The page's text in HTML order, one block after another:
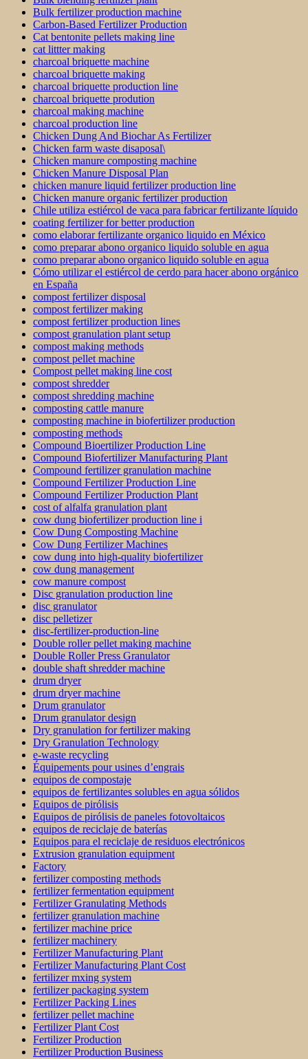
Bulk fertilizer production machine
Carbon-Based Fertilizer Production
Cat bentonite pellets making line
cat littter making
charcoal briquette machine
charcoal briquette making
charcoal briquette production line
charcoal briquette prodution
charcoal making machine
charcoal production line
Chicken Dung And Biochar As Fertilizer
Chicken farm waste disaposal\
Chicken manure composting machine
Chicken Manure Disposal Plan
chicken manure liquid fertilizer production line
Chicken manure organic fertilizer production
Chile utiliza estiércol de vaca para fabricar fertilizante líquido
coating fertilizer for better production
como elaborar fertilizante organico liquido en México
como preparar abono organico liquido soluble en agua
como preparar abono organico liquido soluble en agua
Cómo utilizar el estiércol de cerdo para hacer abono orgánico
en España
compost fertilizer disposal
compost fertilizer making
compost fertilizer production lines
compost granulation plant setup
compost making methods
compost pellet machine
Compost pellet making line cost
compost shredder
compost shredding machine
composting cattle manure
composting machine in biofertilizer production
composting methods
Compound Bioertilizer Production Line
Compound Biofertilizer Manufacturing Plant
Compound fertilizer granulation machine
Compound Fertilizer Production Line
Compound Fertilizer Production Plant
cost of alfalfa granulation plant
cow dung biofertilizer production line i
Cow Dung Composting Machine
Cow Dung Fertilizer Machines
cow dung into high-quality biofertilizer
cow dung management
cow manure compost
Disc granulation production line
disc granulator
disc pelletizer
disc-fertilizer-production-line
Double roller pellet making machine
Double Roller Press Granulator
double shaft shredder machine
drum dryer
drum dryer machine
Drum granulator
Drum granulator design
Dry granulation for fertilizer making
Dry Granulation Technology
e-waste recycling
Équipements pour usines d’engrais
equipos de compostaje
equipos de fertilizantes solubles en agua sólidos
Equipos de pirólisis
Equipos de pirólisis de paneles fotovoltaicos
equipos de reciclaje de baterías
Equipos para el reciclaje de residuos electrónicos
Extrusion granulation equipment
Factory
fertilizer composting methods
fertilizer fermentation equipment
Fertilizer Granulating Methods
fertilizer granulation machine
fertilizer machine price
fertilizer machinery
Fertilizer Manufacturing Plant
Fertilizer Manufacturing Plant Cost
fertilizer mxing system
fertilizer packaging system
Fertilizer Packing Lines
fertilizer pellet machine
Fertilizer Plant Cost
Fertilizer Production
Fertilizer Production Business